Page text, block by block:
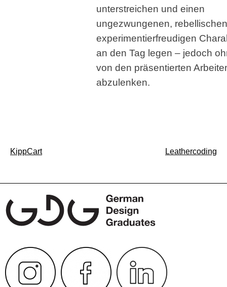
unterstreichen und einen
ungezwungenen,
experimentierfreudigen
an den Tag legen – jedoch
von den präsentierten
abzulenken.
Beitragsnavigation
KippCart Leathercoding